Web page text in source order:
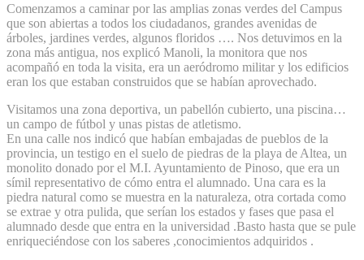
Comenzamos a caminar por las amplias zonas verdes del Campus
que son abiertas a todos los ciudadanos, grandes avenidas de
árboles, jardines verdes, algunos floridos …. Nos detuvimos en la
zona más antigua, nos explicó Manoli, la monitora que nos
acompañó en toda la visita, era un aeródromo militar y los edificios
eran los que estaban construidos que se habían aprovechado.
Visitamos una zona deportiva, un pabellón cubierto, una piscina…
un campo de fútbol y unas pistas de atletismo.
En una calle nos indicó que habían embajadas de pueblos de la
provincia, un testigo en el suelo de piedras de la playa de Altea, un
monolito donado por el M.I. Ayuntamiento de Pinoso, que era un
símil representativo de cómo entra el alumnado. Una cara es la
piedra natural como se muestra en la naturaleza, otra cortada como
se extrae y otra pulida, que serían los estados y fases que pasa el
alumnado desde que entra en la universidad .Basto hasta que se pule
enriqueciéndose con los saberes ,conocimientos adquiridos .